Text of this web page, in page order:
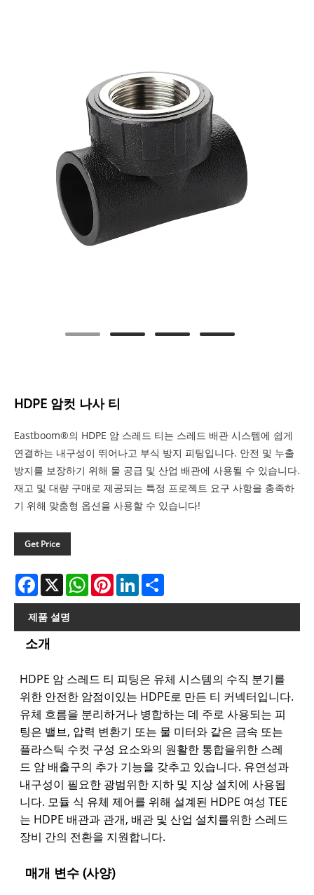
HDPE 암컷 나사 티
Eastboom®의 HDPE 암 스레드 티는 스레드 배관 시스템에 쉽게
연결하는 내구성이 뛰어나고 부식 방지 피팅입니다. 안전 및 누출
방지를 보장하기 위해 물 공급 및 산업 배관에 사용될 수 있습니다.
재고 및 대량 구매로 제공되는 특정 프로젝트 요구 사항을 충족하
기 위해 맞춤형 옵션을 사용할 수 있습니다!
Get Price
Facebook
X WhatsAppPinterestLinkedIn
제품 설명
소개
HDPE 암 스레드 티 피팅은 유체 시스템의 수직 분기를
위한 안전한 암점이있는 HDPE로 만든 티 커넥터입니다.
유체 흐름을 분리하거나 병합하는 데 주로 사용되는 피
팅은 밸브, 압력 변환기 또는 물 미터와 같은 금속 또는
플라스틱 수컷 구성 요소와의 원활한 통합을위한 스레
드 암 배출구의 추가 기능을 갖추고 있습니다. 유연성과
내구성이 필요한 광범위한 지하 및 지상 설치에 사용됩
니다. 모듈 식 유체 제어를 위해 설계된 HDPE 여성 TEE
는 HDPE 배관과 관개, 배관 및 산업 설치를위한 스레드
장비 간의 전환을 지원합니다.
매개 변수 (사양)